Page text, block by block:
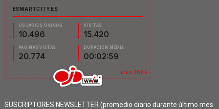
SUSCRIPTORES NEWSLETTER (promedio diario durante último mes